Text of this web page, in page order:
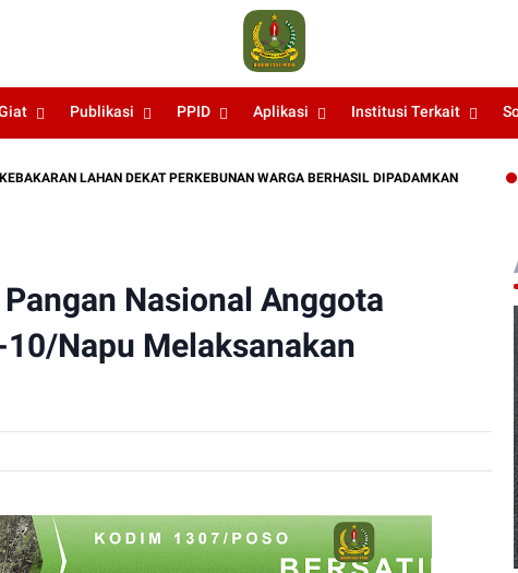
Publikasi PPID Aplikasi Institusi Terkait
LAHAN DEKAT PERKEBUNAN WARGA BERHASIL DIPADAMKAN KODIM
Nasional Anggota
Napu Melaksanakan